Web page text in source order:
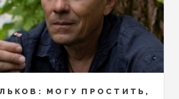
МОГУ ПРОСТИТЬ,